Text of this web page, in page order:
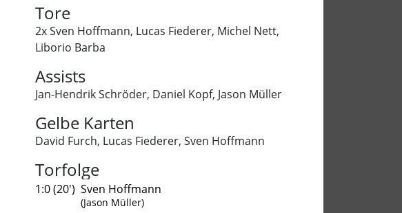
Tore
2x Sven Hoffmann, Lucas Fiederer, Michel Nett,
Liborio Barba
Assists
Jan-Hendrik Schröder, Daniel Kopf, Jason Müller
Gelbe Karten
David Furch, Lucas Fiederer, Sven Hoffmann
Torfolge
1:0 (20') Sven Hoffmann
(Jason Müller)